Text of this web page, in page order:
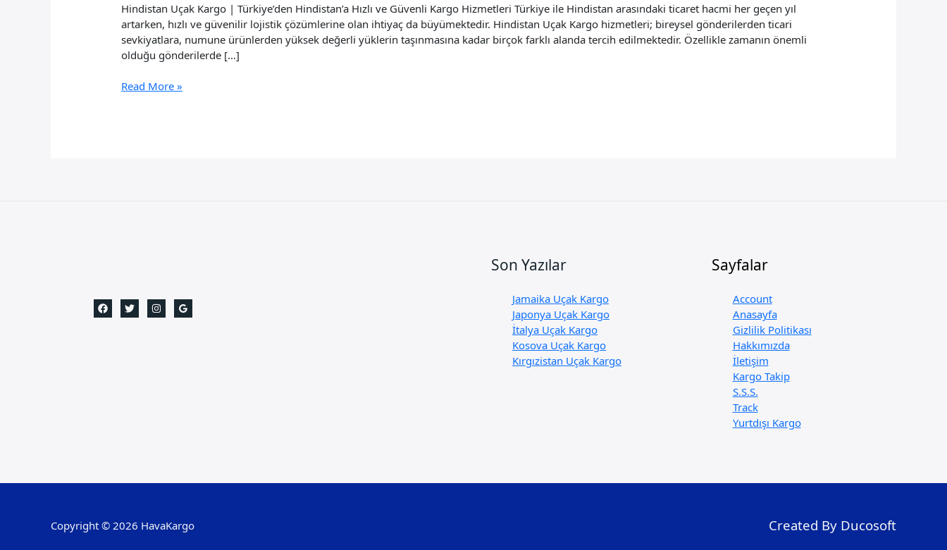
Hindistan Uçak Kargo | Türkiye’den Hindistan’a Hızlı ve Güvenli Kargo Hizmetleri Türkiye ile Hindistan arasındaki ticaret hacmi her geçen yıl
artarken, hızlı ve güvenilir lojistik çözümlerine olan ihtiyaç da büyümektedir. Hindistan Uçak Kargo hizmetleri; bireysel gönderilerden ticari
sevkiyatlara, numune ürünlerden yüksek değerli yüklerin taşınmasına kadar birçok farklı alanda tercih edilmektedir. Özellikle zamanın önemli
olduğu gönderilerde […]
Hindistan
Read More »
Son Yazılar
Jamaika Uçak Kargo
Japonya Uçak Kargo
İtalya Uçak Kargo
Kosova Uçak Kargo
Kırgızistan Uçak Kargo
Sayfalar
Account
Anasayfa
Gizlilik Politikası
Hakkımızda
İletişim
Kargo Takip
S.S.S.
Track
Yurtdışı Kargo
Copyright © 2026 HavaKargo Created By Ducosoft